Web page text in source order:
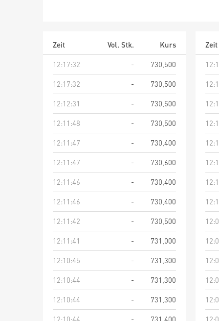
Zeit Vol. Stk.
Kurs
12:17:32
-
730,500
12:17:32
-
730,500
12:12:31
-
730,500
12:11:48
-
730,500
12:11:47
-
730,400
12:11:47
-
730,600
12:11:46
-
730,400
12:11:46
-
730,400
12:11:42
-
730,500
12:11:41
-
731,000
12:10:45
-
731,300
12:10:44
-
731,300
12:10:44
-
731,300
Zeit